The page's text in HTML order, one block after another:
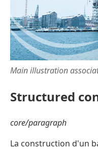
Main illustration
Structured
core/paragraph
La construction d'un